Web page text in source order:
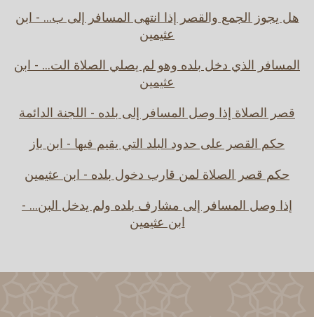
هل يجوز الجمع والقصر إذا انتهى المسافر إلى ب... - ابن
عثيمين
المسافر الذي دخل بلده وهو لم يصلي الصلاة الت... - ابن
عثيمين
قصر الصلاة إذا وصل المسافر إلى بلده - اللجنة الدائمة
حكم القصر على حدود البلد التي يقيم فيها - ابن باز
حكم قصر الصلاة لمن قارب دخول بلده - ابن عثيمين
إذا وصل المسافر إلى مشارف بلده ولم يدخل البن... -
ابن عثيمين